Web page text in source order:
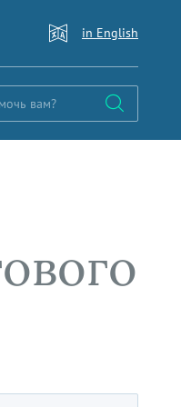
in English